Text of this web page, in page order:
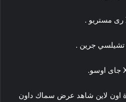
اون لاين شاهد عرض سماك داون